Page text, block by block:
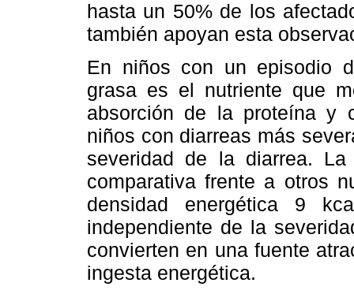
hasta un 50% de los
también apoyan esta
En niños con un episodio
grasa es el nutriente que
absorción de la proteína y
niños con diarreas más
severidad de la diarrea.
comparativa frente a otros
densidad energética 9
independiente de la
convierten en una fuente
ingesta energética.